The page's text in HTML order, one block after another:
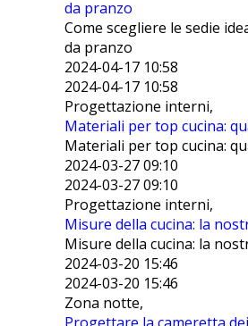
da pranzo
Come scegliere le sedie
da pranzo
2024-04-17 10:58
2024-04-17 10:58
Progettazione interni,
Materiali per top cucina:
Materiali per top cucina:
2024-03-27 09:10
2024-03-27 09:10
Progettazione interni,
Misure della cucina: la
Misure della cucina: la
2024-03-20 15:46
2024-03-20 15:46
Zona notte,